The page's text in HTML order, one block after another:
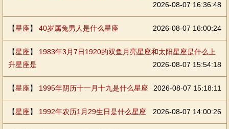
2026-08-07 16:36:48
【星座】 40岁属兔男人是什么星座 2026-08-07 16:00:24
【星座】 1983年3月7日1920的双鱼月亮星座和太阳星座是什么上
升星座是
2026-08-07 15:54:18
【星座】 1995年阴历十一月十九是什么星座 2026-08-07 15:18:11
【星座】 1992年农历1月29生日是什么星座 2026-08-07 14:00:26